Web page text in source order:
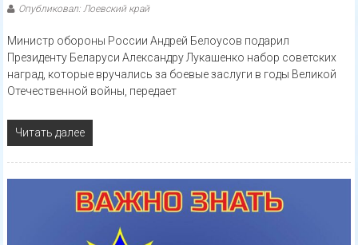
Опубликовал: Лоевский край
Министр обороны России Андрей Белоусов подарил
Президенту Беларуси Александру Лукашенко набор советских
наград, которые вручались за боевые заслуги в годы Великой
Отечественной войны, передает
Читать далее